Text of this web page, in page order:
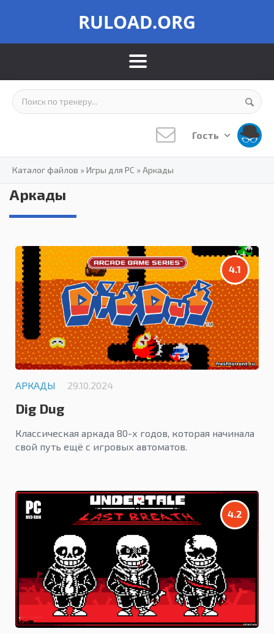
RULOAD.ORG
Гость
Каталог файлов »Игры для PC »Аркады
Аркады
4.1
АРКАДЫ 29.10.2024
Dig Dug
Классическая аркада 80-х годов, которая начинала
свой путь ещё с игровых автоматов.
4.2